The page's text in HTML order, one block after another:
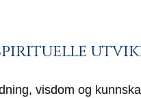
visdom og